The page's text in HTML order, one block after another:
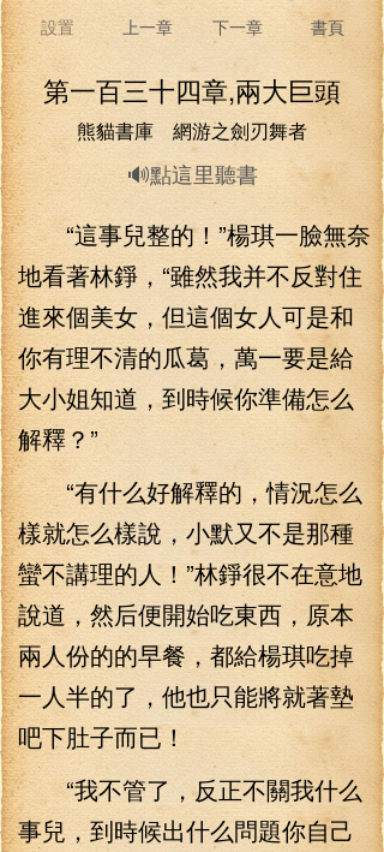
設置 上一章 下一章 書頁
第一百三十四章,兩大巨頭
熊貓書庫 網游之劍刃舞者
🔊點這里聽書
“這事兒整的！”楊琪一臉無奈
地看著林錚，“雖然我并不反對住
進來個美女，但這個女人可是和
你有理不清的瓜葛，萬一要是給
大小姐知道，到時候你準備怎么
解釋？”
“有什么好解釋的，情況怎么
樣就怎么樣說，小默又不是那種
蠻不講理的人！”林錚很不在意地
說道，然后便開始吃東西，原本
兩人份的的早餐，都給楊琪吃掉
一人半的了，他也只能將就著墊
吧下肚子而已！
“我不管了，反正不關我什么
事兒，到時候出什么問題你自己